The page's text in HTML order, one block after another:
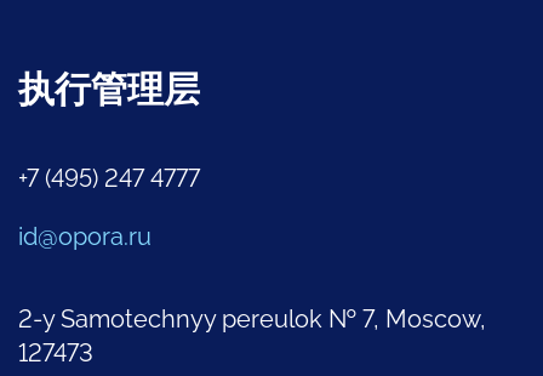
执行管理层
+7 (495) 247 4777
id@opora.ru
2-y Samotechnyy pereulok № 7, Moscow,
127473